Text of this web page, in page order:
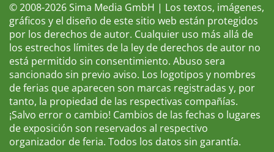
© 2008-2026 Sima Media GmbH | Los textos, imágenes,
gráficos y el diseño de este sitio web están protegidos
por los derechos de autor. Cualquier uso más allá de
los estrechos límites de la ley de derechos de autor no
está permitido sin consentimiento. Abuso sera
sancionado sin previo aviso. Los logotipos y nombres
de ferias que aparecen son marcas registradas y, por
tanto, la propiedad de las respectivas compañías.
¡Salvo error o cambio! Cambios de las fechas o lugares
de exposición son reservados al respectivo
organizador de feria. Todos los datos sin garantía.